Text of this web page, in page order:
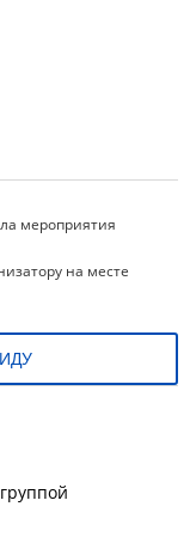
мероприятия
на месте